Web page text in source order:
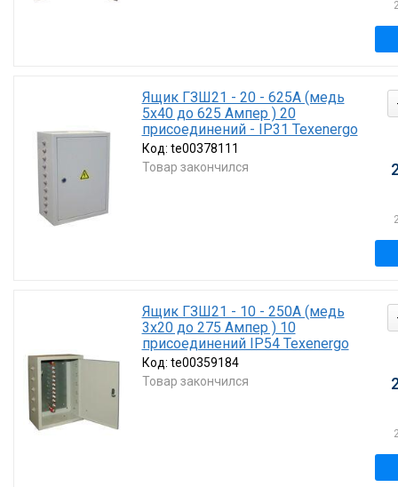
Ящик ГЗШ21 - 20 - 625А (медь
5х40 до 625 Ампер ) 20
присоединений - IP31 Texenergo
Код: te00378111
Товар закончился
Ящик ГЗШ21 - 10 - 250А (медь
3х20 до 275 Ампер ) 10
присоединений IP54 Texenergo
Код: te00359184
Товар закончился